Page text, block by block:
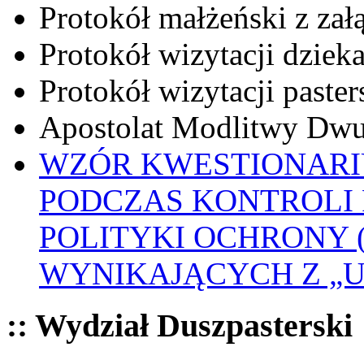
Protokół małżeński z
Protokół wizytacji
Protokół wizytacji
Apostolat Modlitwy
WZÓR
PODCZAS
POLITYKI OCHRONY
WYNIKAJĄCYCH Z
:: Wydział Duszpasterski